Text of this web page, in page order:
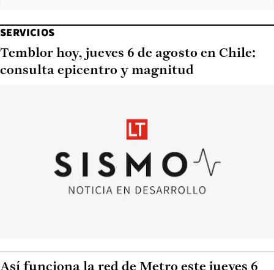
SERVICIOS
Temblor hoy, jueves 6 de agosto en Chile:
consulta epicentro y magnitud
Así funciona la red de Metro este jueves 6